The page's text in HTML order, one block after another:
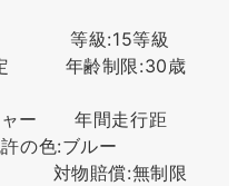
級:15等級
定 年齢制限:30歳
ャー 年間走行距
色:ブルー
対物賠償:無制限